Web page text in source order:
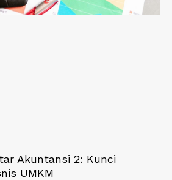
Akuntansi 2: Kunci
UMKM